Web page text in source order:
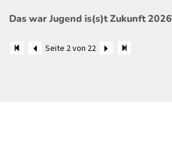
Das war Jugend is(s)t Zukunft 2026
Seite 2 von 22